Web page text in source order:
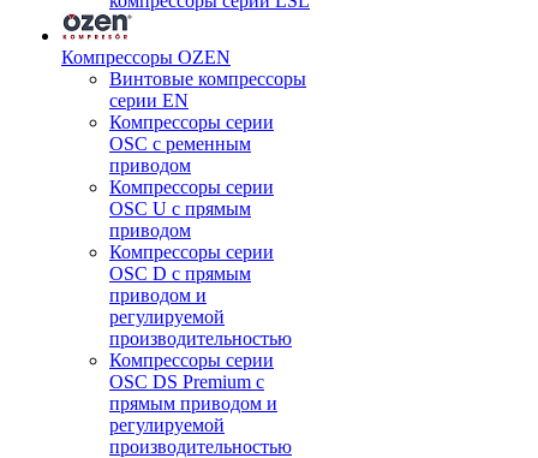
Компрессоры OZEN
Винтовые компрессоры
серии EN
Компрессоры серии
OSC с ременным
приводом
Компрессоры серии
OSC U с прямым
приводом
Компрессоры серии
OSC D с прямым
приводом и
регулируемой
производительностью
Компрессоры серии
OSC DS Premium с
прямым приводом и
регулируемой
производительностью